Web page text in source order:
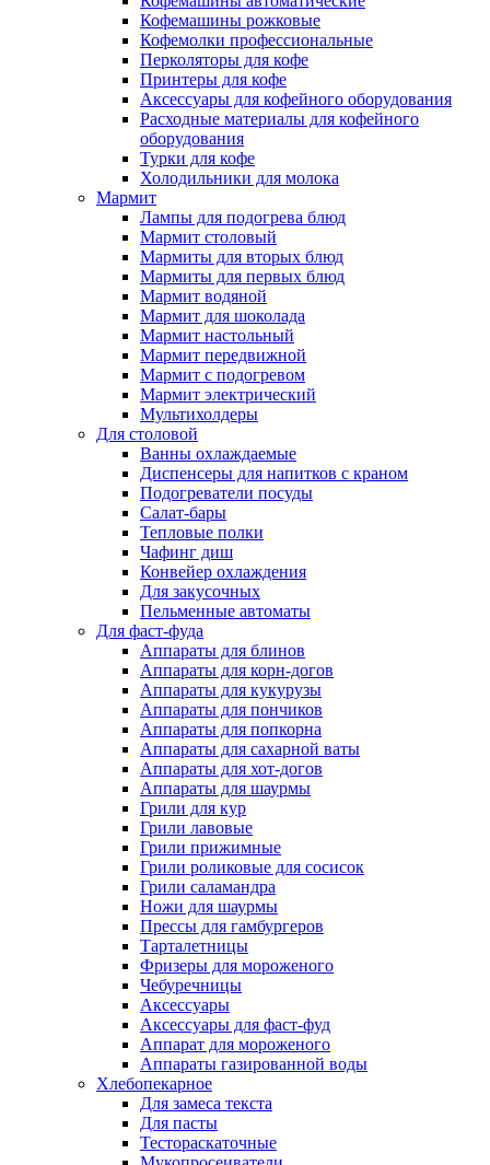
Кофемашины рожковые
Кофемолки профессиональные
Перколяторы для кофе
Принтеры для кофе
Аксессуары для кофейного оборудования
Расходные материалы для кофейного
оборудования
Турки для кофе
Холодильники для молока
Мармит
Лампы для подогрева блюд
Мармит столовый
Мармиты для вторых блюд
Мармиты для первых блюд
Мармит водяной
Мармит для шоколада
Мармит настольный
Мармит передвижной
Мармит с подогревом
Мармит электрический
Мультихолдеры
Для столовой
Ванны охлаждаемые
Диспенсеры для напитков с краном
Подогреватели посуды
Салат-бары
Тепловые полки
Чафинг диш
Конвейер охлаждения
Для закусочных
Пельменные автоматы
Для фаст-фуда
Аппараты для блинов
Аппараты для корн-догов
Аппараты для кукурузы
Аппараты для пончиков
Аппараты для попкорна
Аппараты для сахарной ваты
Аппараты для хот-догов
Аппараты для шаурмы
Грили для кур
Грили лавовые
Грили прижимные
Грили роликовые для сосисок
Грили саламандра
Ножи для шаурмы
Прессы для гамбургеров
Тарталетницы
Фризеры для мороженого
Чебуречницы
Аксессуары
Аксессуары для фаст-фуд
Аппарат для мороженого
Аппараты газированной воды
Хлебопекарное
Для замеса текста
Для пасты
Тестораскаточные